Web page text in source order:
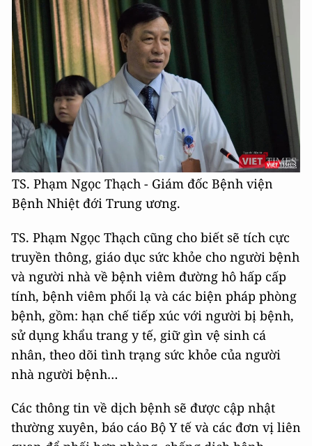
TS. Phạm Ngọc Thạch - Giám đốc Bệnh viện
Bệnh Nhiệt đới Trung ương.
TS. Phạm Ngọc Thạch cũng cho biết sẽ tích cực
truyền thông, giáo dục sức khỏe cho người bệnh
và người nhà về bệnh viêm đường hô hấp cấp
tính, bệnh viêm phổi lạ và các biện pháp phòng
bệnh, gồm: hạn chế tiếp xúc với người bị bệnh,
sử dụng khẩu trang y tế, giữ gìn vệ sinh cá
nhân, theo dõi tình trạng sức khỏe của người
nhà người bệnh…
Các thông tin về dịch bệnh sẽ được cập nhật
thường xuyên, báo cáo Bộ Y tế và các đơn vị liên